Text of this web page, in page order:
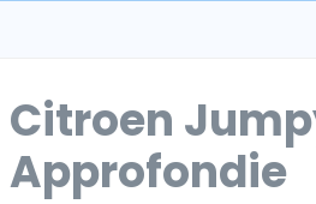
Citroen
Approfondie